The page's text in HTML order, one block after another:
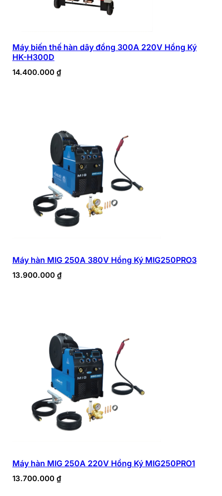
Máy biến thế hàn dây đồng 300A 220V Hồng Ký
HK-H300D
14.400.000 ₫
Máy hàn MIG 250A 380V Hồng Ký MIG250PRO3
13.900.000 ₫
Máy hàn MIG 250A 220V Hồng Ký MIG250PRO1
13.700.000 ₫